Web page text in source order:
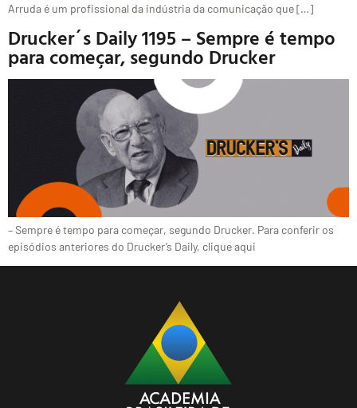
Arruda é um profissional da indústria da comunicação que […]
Drucker´s Daily 1195 – Sempre é tempo
para começar, segundo Drucker
– Sempre é tempo para começar, segundo Drucker. Para conferir os
episódios anteriores do Drucker’s Daily, clique aqui